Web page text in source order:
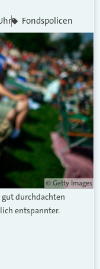
Fondspolicen
© Getty Images
durchdachten
entspannter.